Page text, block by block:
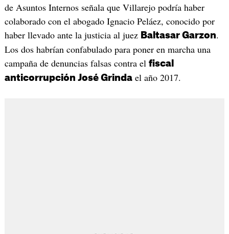
de Asuntos Internos señala que Villarejo podría haber
colaborado con el abogado Ignacio Peláez, conocido por
haber llevado ante la justicia al juez Baltasar Garzon.
Los dos habrían confabulado para poner en marcha una
campaña de denuncias falsas contra el fiscal
anticorrupción José Grindael año 2017.